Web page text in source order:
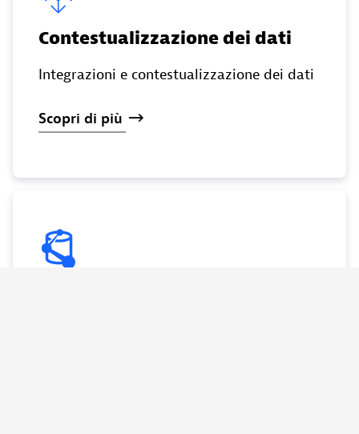
Contestualizzazione dei dati
Integrazioni e contestualizzazione dei dati
Scopri di più